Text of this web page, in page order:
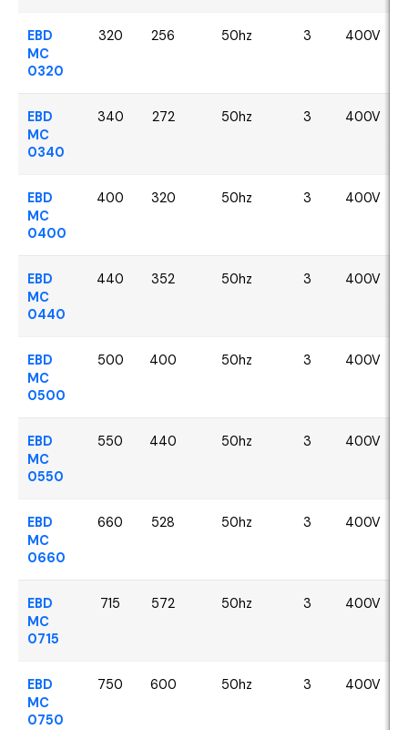
EBD
MC
0320
320 256 50hz 3 400V
EBD
MC
0340
340 272 50hz 3 400V
EBD
MC
0400
400 320 50hz 3 400V
EBD
MC
0440
440 352 50hz 3 400V
EBD
MC
0500
500 400 50hz 3 400V
EBD
MC
0550
550 440 50hz 3 400V
EBD
MC
0660
660 528 50hz 3 400V
EBD
MC
0715
715 572 50hz 3 400V
EBD
MC
0750
750 600 50hz 3 400V